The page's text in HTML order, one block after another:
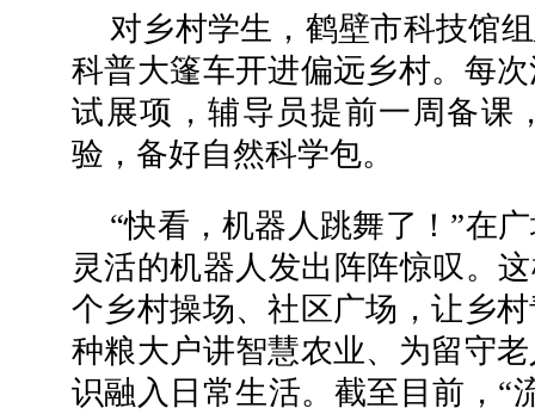
对乡村学生，鹤壁市科技馆
科普大篷车开进偏远乡村。每
试展项，辅导员提前一周备课
验，备好自然科学包。
“快看，机器人跳舞了！”在
灵活的机器人发出阵阵惊叹。
个乡村操场、社区广场，让乡
种粮大户讲智慧农业、为留守
识融入日常生活。截至目前，“